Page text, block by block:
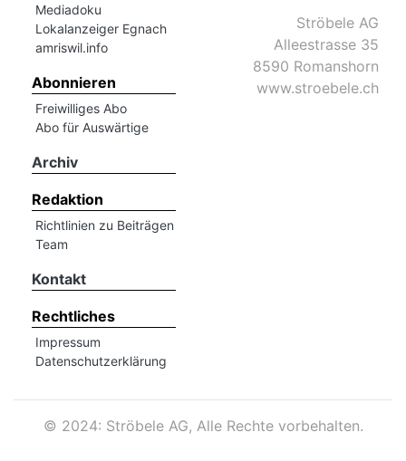
Mediadoku
Lokalanzeiger Egnach
amriswil.info
Abonnieren
Freiwilliges Abo
Abo für Auswärtige
Archiv
Redaktion
Richtlinien zu Beiträgen
Team
Kontakt
Rechtliches
Impressum
Datenschutzerklärung
Ströbele AG
Alleestrasse 35
8590 Romanshorn
www.stroebele.ch
© 2024: Ströbele AG, Alle Rechte vorbehalten.